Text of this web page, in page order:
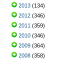
2013 (134)
2012 (346)
2011 (359)
2010 (346)
2009 (364)
2008 (358)